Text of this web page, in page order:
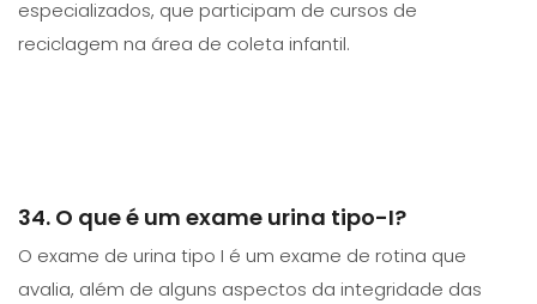
especializados, que participam de cursos de
reciclagem na área de coleta infantil.
34. O que é um exame urina tipo-I?
O exame de urina tipo I é um exame de rotina que
avalia, além de alguns aspectos da integridade das